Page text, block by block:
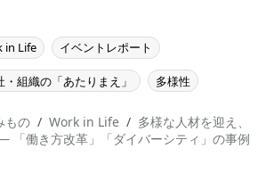
in Life イベントレポート
組織の「あたりまえ」 多様性
もの Work in Life
多様な人材を迎え、
「働き方改革」「ダイバーシティ」の事例